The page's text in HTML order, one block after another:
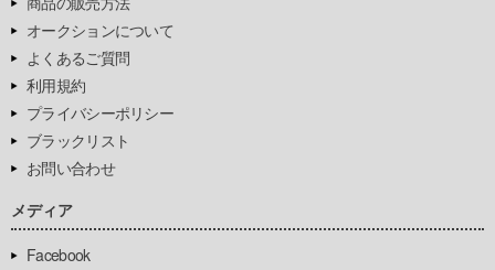
オークションについて
よくあるご質問
利用規約
プライバシーポリシー
ブラックリスト
お問い合わせ
メディア
Facebook